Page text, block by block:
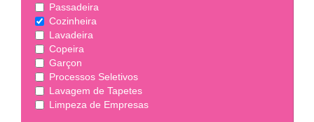
Passadeira
Cozinheira
Lavadeira
Copeira
Garçon
Processos Seletivos
Lavagem de Tapetes
Limpeza de Empresas